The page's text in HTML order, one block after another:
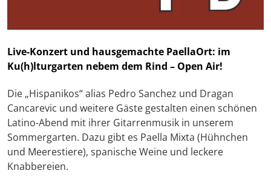
Live-Konzert und hausgemachte PaellaOrt: im
Ku(h)lturgarten nebem dem Rind – Open Air!
Die „Hispanikos“ alias Pedro Sanchez und Dragan
Cancarevic und weitere Gäste gestalten einen schönen
Latino-Abend mit ihrer Gitarrenmusik in unserem
Sommergarten. Dazu gibt es Paella Mixta (Hühnchen
und Meerestiere), spanische Weine und leckere
Knabbereien.